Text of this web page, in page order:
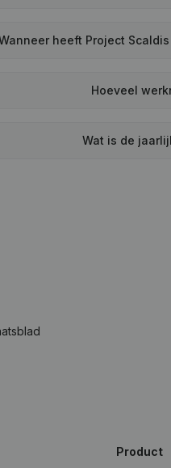
heeft Project
Hoeveel
Wat is de
Product